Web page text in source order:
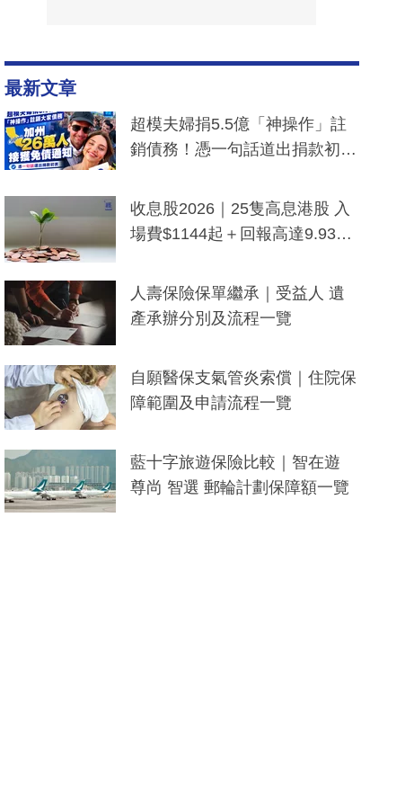
最新文章
超模夫婦捐5.5億「神操作」註
銷債務！憑一句話道出捐款初
一度被誤當詐騙手段
收息股2026｜25隻高息港股 入
場費$1144起＋回報高達9.93
人壽保險保單繼承｜受益人 遺
產承辦分別及流程一覽
自願醫保支氣管炎索償｜住院保
障範圍及申請流程一覽
藍十字旅遊保險比較｜智在遊
尊尚 智選 郵輪計劃保障額一覽